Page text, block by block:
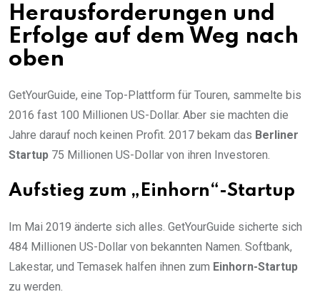
Herausforderungen und
Erfolge auf dem Weg nach
oben
GetYourGuide, eine Top-Plattform für Touren, sammelte bis
2016 fast 100 Millionen US-Dollar. Aber sie machten die
Jahre darauf noch keinen Profit. 2017 bekam das Berliner
Startup 75 Millionen US-Dollar von ihren Investoren.
Aufstieg zum „Einhorn“-Startup
Im Mai 2019 änderte sich alles. GetYourGuide sicherte sich
484 Millionen US-Dollar von bekannten Namen. Softbank,
Lakestar, und Temasek halfen ihnen zum Einhorn-Startup
zu werden.